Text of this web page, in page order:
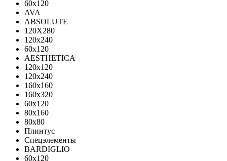
60x120
AVA
ABSOLUTE
120X280
120х240
60х120
AESTHETICA
120x120
120x240
160x160
160x320
60x120
80x160
80x80
Плинтус
Спецэлементы
BARDIGLIO
60x120